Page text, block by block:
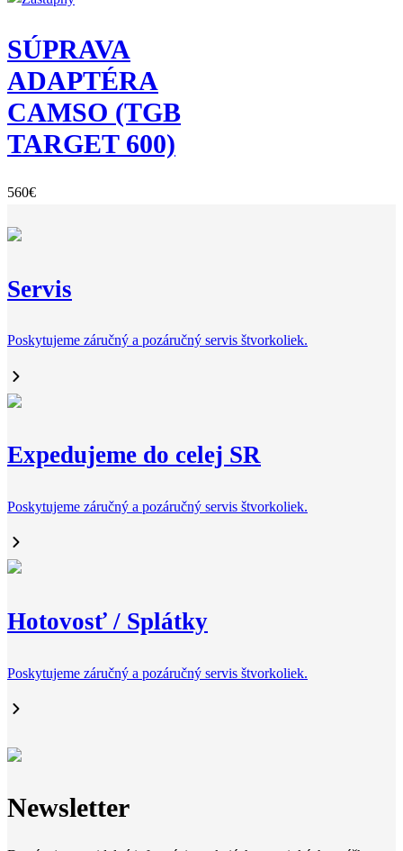
through
569€
SÚPRAVA
ADAPTÉRA
CAMSO (TGB
TARGET 600)
560€
Servis
Poskytujeme záručný a pozáručný servis štvorkoliek.
Expedujeme do celej SR
Poskytujeme záručný a pozáručný servis štvorkoliek.
Hotovosť / Splátky
Poskytujeme záručný a pozáručný servis štvorkoliek.
Newsletter